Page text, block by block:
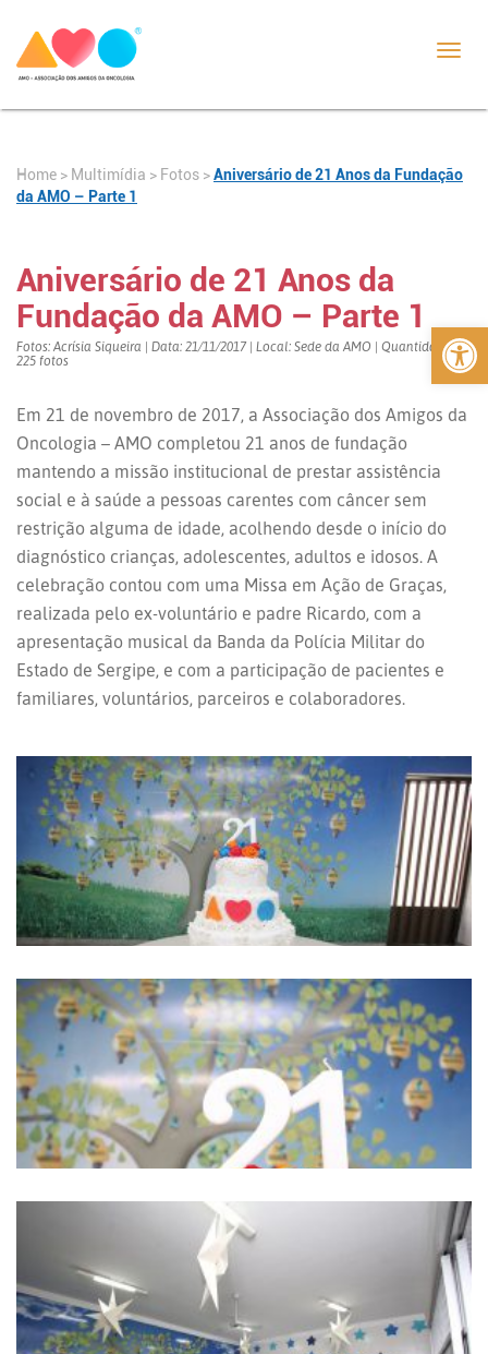
Abrir
Home > Multimídia > Fotos >Aniversário de 21 Anos da Fundação
da AMO – Parte 1
Aniversário de 21 Anos da
Fundação da AMO – Parte 1
Fotos: Acrísia Siqueira | Data: 21/11/2017 | Local: Sede da AMO | Quantidade:
225 fotos
Em 21 de novembro de 2017, a Associação dos Amigos da
Oncologia – AMO completou 21 anos de fundação
mantendo a missão institucional de prestar assistência
social e à saúde a pessoas carentes com câncer sem
restrição alguma de idade, acolhendo desde o início do
diagnóstico crianças, adolescentes, adultos e idosos. A
celebração contou com uma Missa em Ação de Graças,
realizada pelo ex-voluntário e padre Ricardo, com a
apresentação musical da Banda da Polícia Militar do
Estado de Sergipe, e com a participação de pacientes e
familiares, voluntários, parceiros e colaboradores.